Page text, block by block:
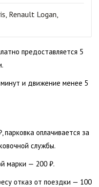
Renault Logan,
предоставляется 5
и движение менее 5
оплачивается за
службы.
марки — 200 ₽.
отказ от поездки — 100